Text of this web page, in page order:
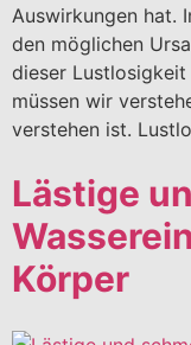
Auswirkungen hat.
den möglichen
dieser Lustlosigkeit
müssen wir
verstehen ist.
Lästige
Körper